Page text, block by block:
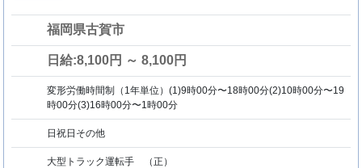
福岡県古賀市
日給:8,100円 ～ 8,100円
変形労働時間制（1年単位）(1)9時00分〜18時00分(2)10時00分〜19
時00分(3)16時00分〜1時00分
日祝日その他
大型トラック運転手 （正）